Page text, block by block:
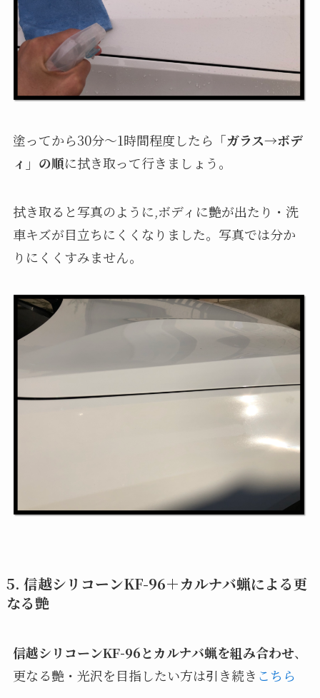
塗ってから30分〜1時間程度したら 「ガラス→ボデ
ィ」の順に拭き取って行きましょう。
拭き取ると写真のように,ボディに艶が出たり・洗
車キズが目立ちにくくなりました。写真では分か
りにくくすみません。
5. 信越シリコーンKF-96＋カルナバ蝋による更
なる艶
信越シリコーンKF-96とカルナバ蝋を組み合わせ、
更なる艶・光沢を目指したい方は引き続き こちら